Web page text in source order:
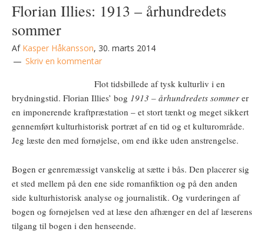
Florian Illies: 1913 – århundredets
sommer
Af Kasper Håkansson, 30. marts 2014
Skriv en kommentar
Flot tidsbillede af tysk kulturliv i en
brydningstid. Florian Illies’ bog 1913 – århundredets sommer er
en imponerende kraftpræstation – et stort tænkt og meget sikkert
gennemført kulturhistorisk portræt af en tid og et kulturområde.
Jeg læste den med fornøjelse, om end ikke uden anstrengelse.
Bogen er genremæssigt vanskelig at sætte i bås. Den placerer sig
et sted mellem på den ene side romanfiktion og på den anden
side kulturhistorisk analyse og journalistik. Og vurderingen af
bogen og fornøjelsen ved at læse den afhænger en del af læserens
tilgang til bogen i den henseende.